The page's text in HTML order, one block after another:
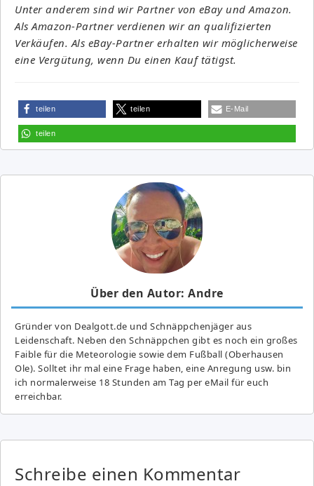
Unter anderem sind wir Partner von eBay und Amazon.
Als Amazon-Partner verdienen wir an qualifizierten
Verkäufen. Als eBay-Partner erhalten wir möglicherweise
eine Vergütung, wenn Du einen Kauf tätigst.
teilen teilen E-Mail
teilen
Über den Autor: Andre
Gründer von Dealgott.de und Schnäppchenjäger aus
Leidenschaft. Neben den Schnäppchen gibt es noch ein großes
Fai­ble für die Meteorologie sowie dem Fußball (Oberhausen
Ole). Solltet ihr mal eine Frage haben, eine Anregung usw. bin
ich normalerweise 18 Stunden am Tag per eMail für euch
erreichbar.
Schreibe einen Kommentar